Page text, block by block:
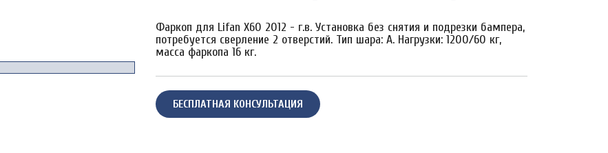
Фаркоп для Lifan X60 2012 - г.в. Установка без снятия и подрезки бампера,
потребуется сверление 2 отверстий. Тип шара: A. Нагрузки: 1200/60 кг,
масса фаркопа 16 кг.
БЕСПЛАТНАЯ КОНСУЛЬТАЦИЯ